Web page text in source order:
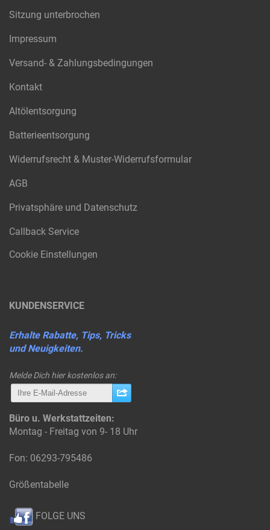
Sitzung unterbrochen
Impressum
Versand- & Zahlungsbedingungen
Kontakt
Altölentsorgung
Batterieentsorgung
Widerrufsrecht & Muster-Widerrufsformular
AGB
Privatsphäre und Datenschutz
Callback Service
Cookie Einstellungen
KUNDENSERVICE
Erhalte Rabatte, Tips, Tricks
und Neuigkeiten.
Melde Dich hier kostenlos an:
Büro u. Werkstattzeiten:
Montag - Freitag von 9- 18 Uhr
Fon: 06293-795486
Größentabelle
FOLGE UNS